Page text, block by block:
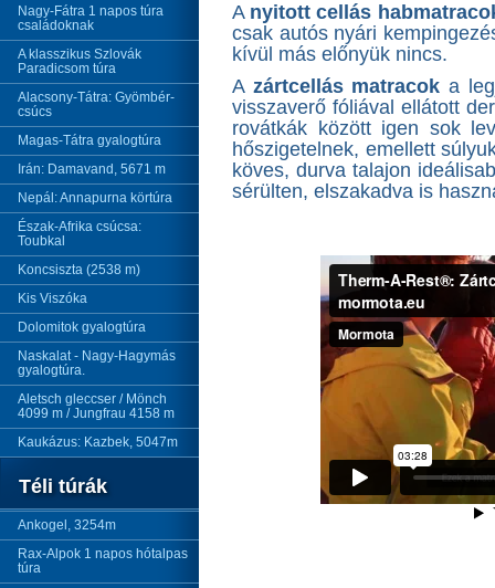
Nagy-Fátra 1 napos túra
családoknak
A klasszikus Szlovák
Paradicsom túra
Alacsony-Tátra: Gyömbér-
csúcs
Magas-Tátra gyalogtúra
Irán: Damavand, 5671 m
Nepál: Annapurna körtúra
Észak-Afrika csúcsa:
Toubkal
Koncsiszta (2538 m)
Kis Viszóka
Dolomitok gyalogtúra
Naskalat - Nagy-Hagymás
gyalogtúra.
Aletsch gleccser / Mönch
4099 m / Jungfrau 4158 m
Kaukázus: Kazbek, 5047m
Téli túrák
Ankogel, 3254m
Rax-Alpok 1 napos hótalpas
túra
A nyitott cellás
csak autós nyári
kívül más előnyük nincs.
A zártcellás matracok a
visszaverő fóliával ellátott
rovátkák között igen sok
hőszigetelnek, emellett
köves, durva talajon
sérülten, elszakadva is